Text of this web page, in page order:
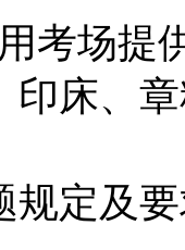
考场提
印床、
规定及